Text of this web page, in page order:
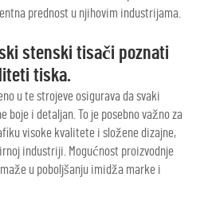
prednost u njihovim industrijama.
stenski tisači poznati
tiska.
u te strojeve osigurava da svaki
boje i detaljan. To je posebno važno za
visoke kvalitete i složene dizajne,
industriji. Mogućnost proizvodnje
u poboljšanju imidža marke i